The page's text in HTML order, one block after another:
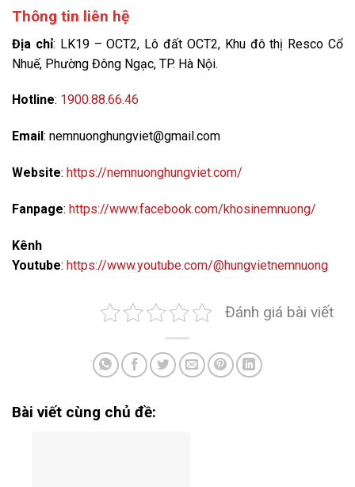
Thông tin liên hệ
Địa chỉ: LK19 – OCT2, Lô đất OCT2, Khu đô thị Resco Cổ
Nhuế, Phường Đông Ngạc, TP. Hà Nội.
Hotline: 1900.88.66.46
Email: nemnuonghungviet@gmail.com
Website: https://nemnuonghungviet.com/
Fanpage: https://www.facebook.com/khosinemnuong/
Kênh
Youtube: https://www.youtube.com/@hungvietnemnuong
Đánh giá bài viết
Bài viết cùng chủ đề: